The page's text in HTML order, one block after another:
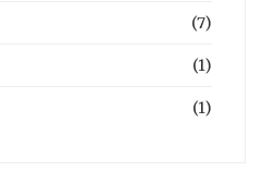
(7)
(1)
(1)